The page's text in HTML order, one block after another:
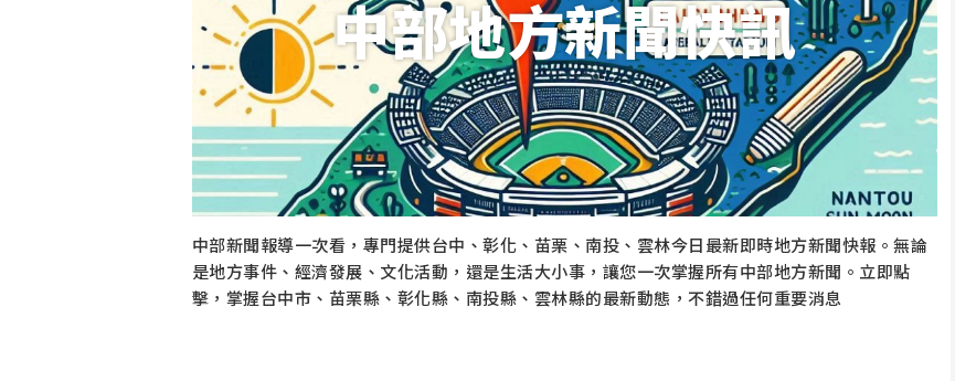
中部地方新聞快訊
中部新聞報導一次看，專門提供台中、彰化、苗栗、南投、雲林今日最新即時地方新聞快報。無論
是地方事件、經濟發展、文化活動，還是生活大小事，讓您一次掌握所有中部地方新聞。立即點
擊，掌握台中市、苗栗縣、彰化縣、南投縣、雲林縣的最新動態，不錯過任何重要消息